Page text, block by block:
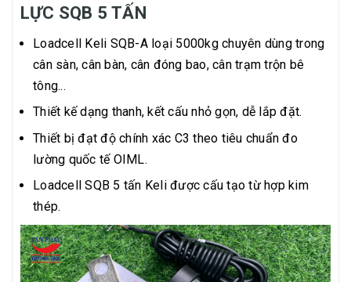
LỰC SQB 5 TẤN
Loadcell Keli SQB-A loại 5000kg chuyên dùng trong
cân sàn, cân bàn, cân đóng bao, cân trạm trộn bê
tông...
Thiết kế dạng thanh, kết cấu nhỏ gọn, dễ lắp đặt.
Thiết bị đạt độ chính xác C3 theo tiêu chuẩn đo
lường quốc tế OIML.
Loadcell SQB 5 tấn Keli được cấu tạo từ hợp kim
thép.